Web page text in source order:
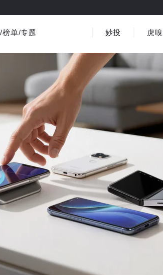
社会文化 金融财经 出海
3C数码 观点
榜单/专题 妙投 虎